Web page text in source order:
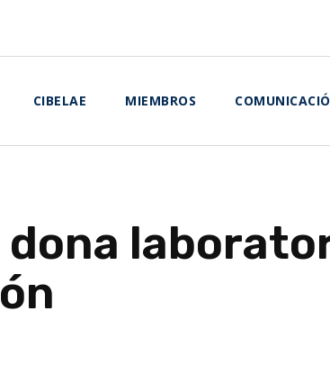
CIBELAE MIEMBROS